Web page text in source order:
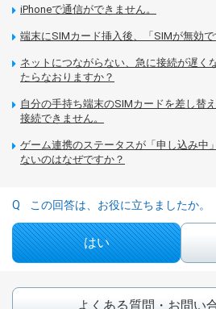
iPhoneで通信ができません。
端末にSIMカード挿入後、「SIMが無効で
ネットにつながらない、急に接続が遅く
たらなおりますか？
自分の手持ち端末のSIMカードを差し替
接続できません。
ゲーム連携のステータスが「申し込み中
ないのはなぜですか？
この回答は、お役に立ちましたか。
はい
よくある質問・お問い